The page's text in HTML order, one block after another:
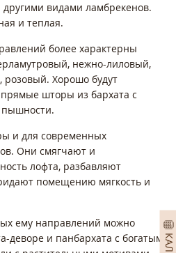
видами ламбрекенов.
и теплая.
более характерны
нежно-лиловый,
розовый. Хорошо будут
прямые шторы из бархата с
и для современных
Они смягчают и
лофта, разбавляют
помещению мягкость и
ему направлений можно
деворе и панбархата с богатым